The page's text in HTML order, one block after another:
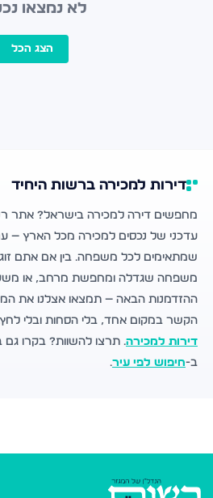
לא נמצאו
הצג הכל
דירות למכירה ברשות היחיד
מחפשים דירה למכירה בישראל? אתר
עדכני של נכסים למכירה מכל הארץ —
שמתאימים לכל משפחה. בין אם אתם
משפחה שגדלה ומחפשת מרחב, או
ההזדמנות הבאה — תמצאו אצלנו את
הקשר במקום אחד, בלי הסחות ובלי
דירות למכירה. תרצו להשוות? בקרו גם
ב-חיפוש לפי עיר.